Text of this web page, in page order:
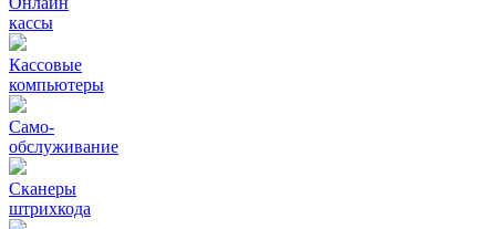
кассы
Кассовые
компьютеры
Само-
обслуживание
Сканеры
штрихкода